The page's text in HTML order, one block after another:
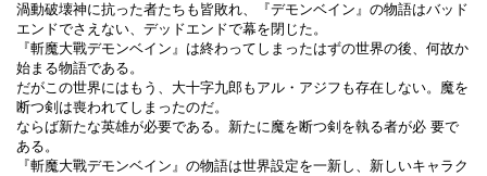
渦動破壊神に抗った者たちも皆敗れ、『デモンベイン』の物語はバッド
エンドでさえない、デッドエンドで幕を閉じた。
『斬魔大戰デモンベイン』は終わってしまったはずの世界の後、何故か
始まる物語である。
だがこの世界にはもう、大十字九郎もアル・アジフも存在しない。魔を
断つ剣は喪われてしまったのだ。
ならば新たな英雄が必要である。新たに魔を断つ剣を執る者が必 要で
ある。
『斬魔大戰デモンベイン』の物語は世界設定を一新し、新しいキャラク